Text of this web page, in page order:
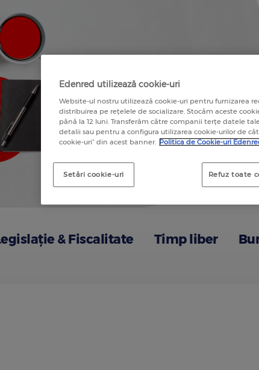
& Fiscalitate Timp liber
Edenred utilizează cookie-uri
Website-ul nostru utilizează cookie-uri pentru furnizarea
distribuirea pe rețelele de socializare. Stocăm aceste
până la 12 luni. Transferăm către companii terțe datele
detalii sau pentru a configura utilizarea cookie-urilor de
cookie-uri” din acest banner. Politica de Cookie-uri
Setări cookie-uri Refuz toate